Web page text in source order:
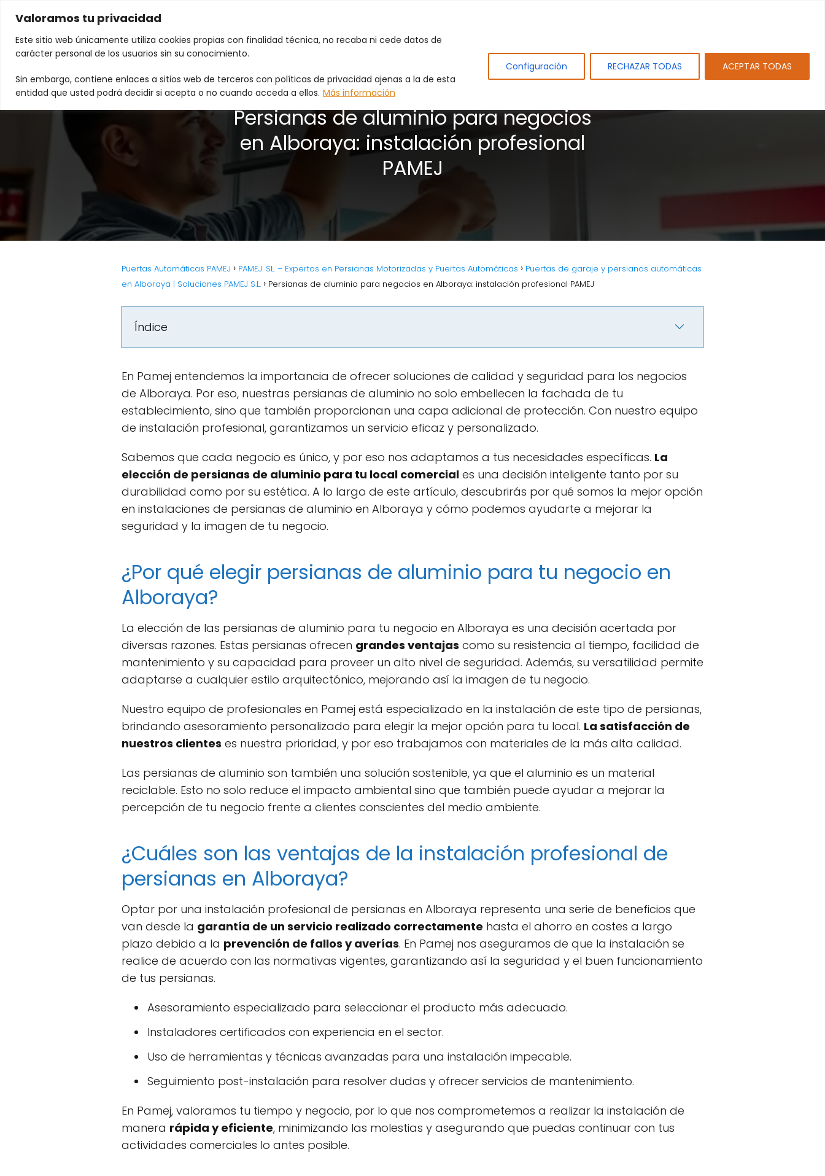
Valoramos tu privacidad
Este sitio web únicamente utiliza cookies propias con finalidad técnica, no recaba ni cede datos de
carácter personal de los usuarios sin su conocimiento.
Sin embargo, contiene enlaces a sitios web de terceros con políticas de privacidad ajenas a la de esta
entidad que usted podrá decidir si acepta o no cuando acceda a ellos. Más información
Configuración RECHAZAR TODAS ACEPTAR TODAS
Persianas de aluminio para negocios
en Alboraya: instalación profesional
PAMEJ
Puertas Automáticas PAMEJ PAMEJ. SL. – Expertos en Persianas Motorizadas y Puertas Automáticas
Puertas de garaje y persianas automáticas
en Alboraya | Soluciones PAMEJ S.L.
Persianas de aluminio para negocios en Alboraya: instalación profesional PAMEJ
Índice
En Pamej entendemos la importancia de ofrecer soluciones de calidad y seguridad para los negocios
de Alboraya. Por eso, nuestras persianas de aluminio no solo embellecen la fachada de tu
establecimiento, sino que también proporcionan una capa adicional de protección. Con nuestro equipo
de instalación profesional, garantizamos un servicio eficaz y personalizado.
Sabemos que cada negocio es único, y por eso nos adaptamos a tus necesidades específicas. La
elección de persianas de aluminio para tu local comercial es una decisión inteligente tanto por su
durabilidad como por su estética. A lo largo de este artículo, descubrirás por qué somos la mejor opción
en instalaciones de persianas de aluminio en Alboraya y cómo podemos ayudarte a mejorar la
seguridad y la imagen de tu negocio.
¿Por qué elegir persianas de aluminio para tu negocio en
Alboraya?
La elección de las persianas de aluminio para tu negocio en Alboraya es una decisión acertada por
diversas razones. Estas persianas ofrecen grandes ventajas como su resistencia al tiempo, facilidad de
mantenimiento y su capacidad para proveer un alto nivel de seguridad. Además, su versatilidad permite
adaptarse a cualquier estilo arquitectónico, mejorando así la imagen de tu negocio.
Nuestro equipo de profesionales en Pamej está especializado en la instalación de este tipo de persianas,
brindando asesoramiento personalizado para elegir la mejor opción para tu local. La satisfacción de
nuestros clientes es nuestra prioridad, y por eso trabajamos con materiales de la más alta calidad.
Las persianas de aluminio son también una solución sostenible, ya que el aluminio es un material
reciclable. Esto no solo reduce el impacto ambiental sino que también puede ayudar a mejorar la
percepción de tu negocio frente a clientes conscientes del medio ambiente.
¿Cuáles son las ventajas de la instalación profesional de
persianas en Alboraya?
Optar por una instalación profesional de persianas en Alboraya representa una serie de beneficios que
van desde la garantía de un servicio realizado correctamente hasta el ahorro en costes a largo
plazo debido a la prevención de fallos y averías. En Pamej nos aseguramos de que la instalación se
realice de acuerdo con las normativas vigentes, garantizando así la seguridad y el buen funcionamiento
de tus persianas.
Asesoramiento especializado para seleccionar el producto más adecuado.
Instaladores certificados con experiencia en el sector.
Uso de herramientas y técnicas avanzadas para una instalación impecable.
Seguimiento post-instalación para resolver dudas y ofrecer servicios de mantenimiento.
En Pamej, valoramos tu tiempo y negocio, por lo que nos comprometemos a realizar la instalación de
manera rápida y eficiente, minimizando las molestias y asegurando que puedas continuar con tus
actividades comerciales lo antes posible.